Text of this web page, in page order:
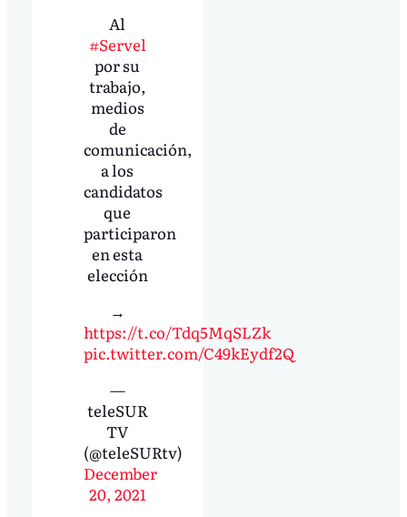
Al
#Servel
por su
trabajo,
medios
de
comunicación,
a los
candidatos
que
participaron
en esta
elección
→
https://t.co/Tdq5MqSLZk
pic.twitter.com/C49kEydf2Q
—
teleSUR
TV
(@teleSURtv)
December
20, 2021